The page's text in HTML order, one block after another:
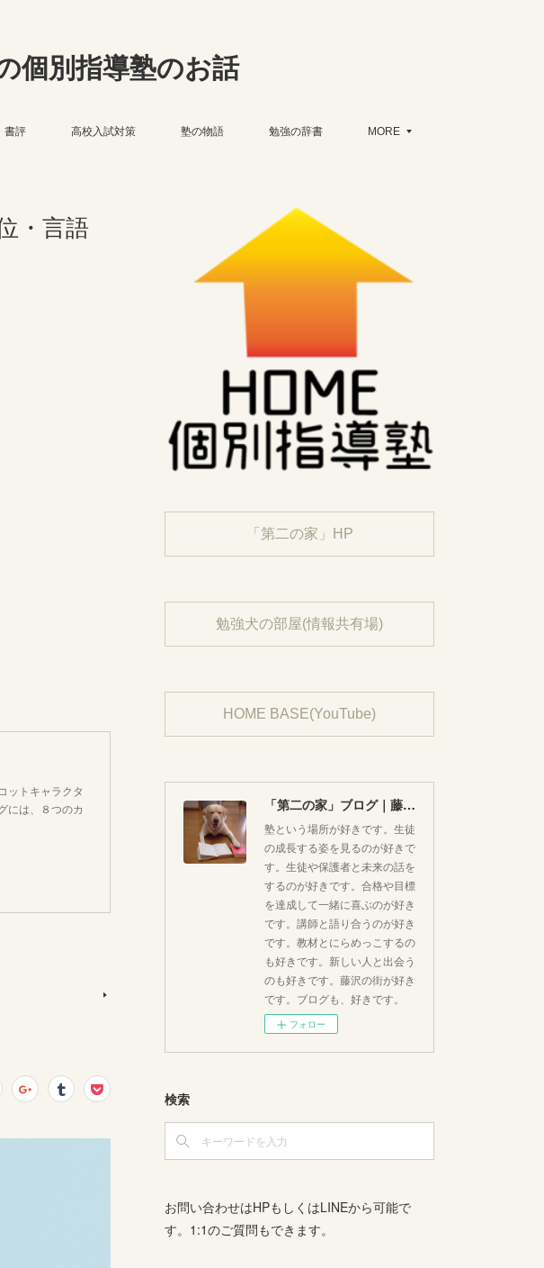
個別指導塾のお話
書評 高校入試対策 塾の物語 勉強の辞書 MORE
・言語
ットキャラクタ
には、８つのカ
「第二の家」HP
勉強犬の部屋(情報共有場)
HOME BASE(YouTube)
「第二の家」ブログ｜藤沢市の個別指導塾のお話
塾という場所が好きです。生徒
の成長する姿を見るのが好きで
す。生徒や保護者と未来の話を
するのが好きです。合格や目標
を達成して一緒に喜ぶのが好き
です。講師と語り合うのが好き
です。教材とにらめっこするの
も好きです。新しい人と出会う
のも好きです。藤沢の街が好き
です。ブログも、好きです。
フォロー
検索
お問い合わせはHPもしくはLINEから可能で
す。1:1のご質問もできます。